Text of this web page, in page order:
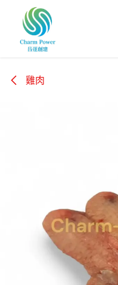
跳至內容
雞肉